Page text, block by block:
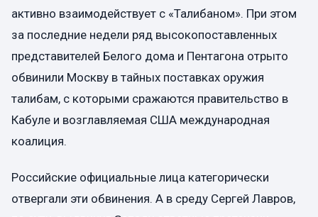
активно взаимодействует с «Талибаном». При этом
за последние недели ряд высокопоставленных
представителей Белого дома и Пентагона отрыто
обвинили Москву в тайных поставках оружия
талибам, с которыми сражаются правительство в
Кабуле и возглавляемая США международная
коалиция.
Российские официальные лица категорически
отвергали эти обвинения. А в среду Сергей Лавров,